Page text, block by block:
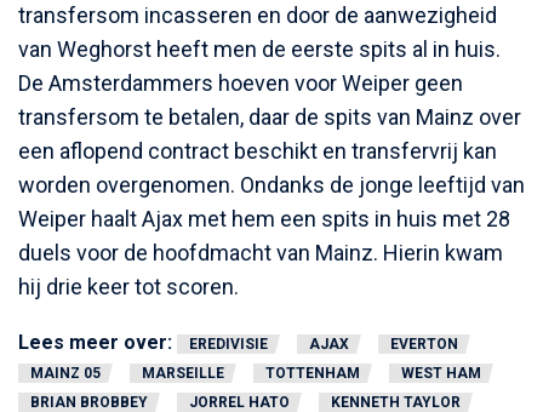
transfersom incasseren en door de aanwezigheid
van Weghorst heeft men de eerste spits al in huis.
De Amsterdammers hoeven voor Weiper geen
transfersom te betalen, daar de spits van Mainz over
een aflopend contract beschikt en transfervrij kan
worden overgenomen. Ondanks de jonge leeftijd van
Weiper haalt Ajax met hem een spits in huis met 28
duels voor de hoofdmacht van Mainz. Hierin kwam
hij drie keer tot scoren.
Lees meer over: EREDIVISIE AJAX
EVERTON
MAINZ 05
MARSEILLE TOTTENHAM
WEST HAM
BRIAN BROBBEY
JORREL HATO
KENNETH TAYLOR